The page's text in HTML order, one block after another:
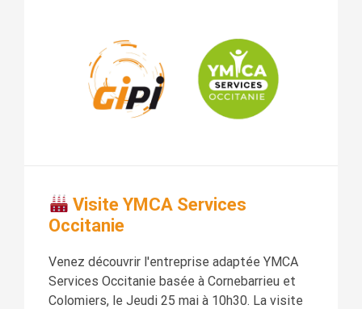
Visite YMCA Services
Occitanie
Venez découvrir l'entreprise adaptée YMCA
Services Occitanie basée à Cornebarrieu et
Colomiers, le Jeudi 25 mai à 10h30. La visite